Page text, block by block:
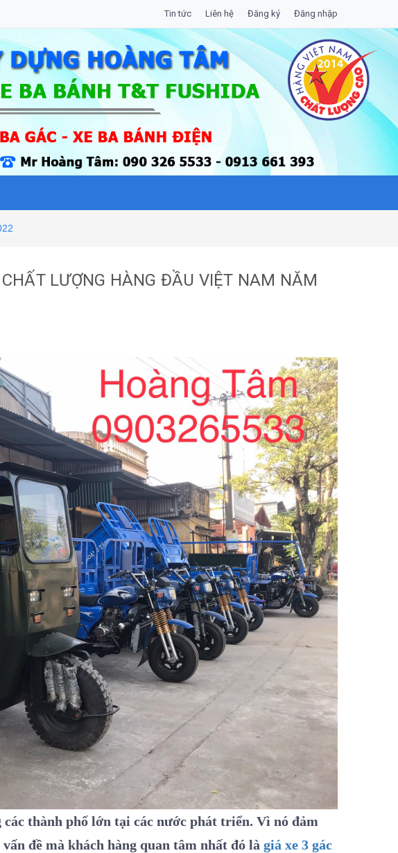
Tin tức Liên hệ Đăng ký Đăng nhập
LƯỢNG HÀNG ĐẦU VIỆT NAM NĂM
thành phố lớn tại các nước phát triển. Vì nó đảm
đề mà khách hàng quan tâm nhất đó là giá xe 3 gác